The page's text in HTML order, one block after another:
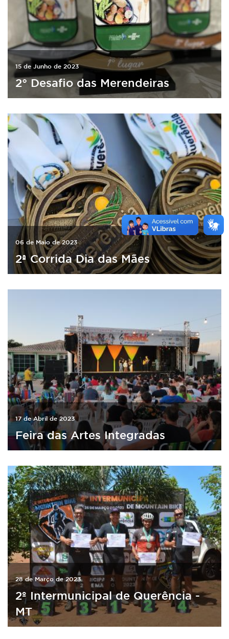
15 de Junho de 2023
2° Desafio das Merendeiras
06 de Maio de 2023
2ª Corrida Dia das Mães
17 de Abril de 2023
Feira das Artes Integradas
28 de Março de 2023
2º Intermunicipal de Querência -
MT